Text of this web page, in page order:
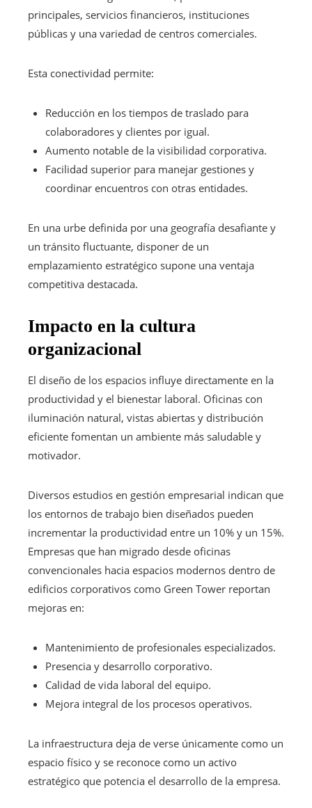
principales, servicios financieros, instituciones
públicas y una variedad de centros comerciales.
Esta conectividad permite:
Reducción en los tiempos de traslado para
colaboradores y clientes por igual.
Aumento notable de la visibilidad corporativa.
Facilidad superior para manejar gestiones y
coordinar encuentros con otras entidades.
En una urbe definida por una geografía desafiante y
un tránsito fluctuante, disponer de un
emplazamiento estratégico supone una ventaja
competitiva destacada.
Impacto en la cultura
organizacional
El diseño de los espacios influye directamente en la
productividad y el bienestar laboral. Oficinas con
iluminación natural, vistas abiertas y distribución
eficiente fomentan un ambiente más saludable y
motivador.
Diversos estudios en gestión empresarial indican que
los entornos de trabajo bien diseñados pueden
incrementar la productividad entre un 10% y un 15%.
Empresas que han migrado desde oficinas
convencionales hacia espacios modernos dentro de
edificios corporativos como Green Tower reportan
mejoras en:
Mantenimiento de profesionales especializados.
Presencia y desarrollo corporativo.
Calidad de vida laboral del equipo.
Mejora integral de los procesos operativos.
La infraestructura deja de verse únicamente como un
espacio físico y se reconoce como un activo
estratégico que potencia el desarrollo de la empresa.